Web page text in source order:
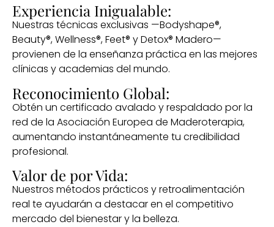
Experiencia Inigualable:
Nuestras técnicas exclusivas —Bodyshape®,
Beauty®, Wellness®, Feet® y Detox® Madero—
provienen de la enseñanza práctica en las mejores
clínicas y academias del mundo.
Reconocimiento Global:
Obtén un certificado avalado y respaldado por la
red de la Asociación Europea de Maderoterapia,
aumentando instantáneamente tu credibilidad
profesional.
Valor de por Vida:
Nuestros métodos prácticos y retroalimentación
real te ayudarán a destacar en el competitivo
mercado del bienestar y la belleza.